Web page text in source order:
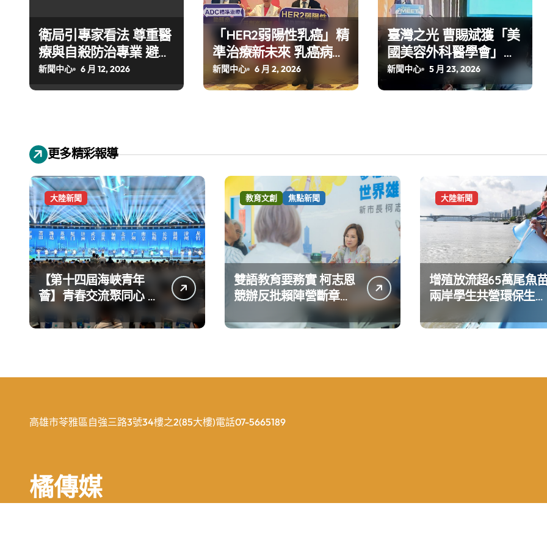
衛局引專家看法 尊重醫
療與自殺防治專業 避免
網路群組扭曲訊息 織起
重返社區的溫柔防護網
新聞中心 6 月 12, 2026
「HER2弱陽性乳癌」精
準治療新未來 乳癌病友
協會喊話 勿讓任何家庭
陷入「同病不同命」遺
新聞中心 6 月 2, 2026
臺灣之光 曹賜斌獲「美
國美容外科醫學會」之
邀 發表治療白疤專題演
講 聚焦臺灣隊 展現精湛
新聞中心 5 月 23, 2026
更多精彩報導
大陸新聞
【第十四屆海峽青年
薈】青春交流聚同心 攜
手融合共奮進
教育文創 焦點新聞
雙語教育要務實 柯志恩
競辦反批賴陣營斷章取
義 表達嚴正抗議
大陸新聞
增殖放流超65萬尾魚
兩岸學生共營環保生態
高雄市苓雅區自強三路3號34樓之2(85大樓)電話07-5665189
橘傳媒